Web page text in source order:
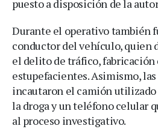
puesto a disposición de la
Durante el operativo también
conductor del vehículo, quien
el delito de tráfico, fabricación
estupefacientes. Asimismo,
incautaron el camión
la droga y un teléfono celular
al proceso investigativo.